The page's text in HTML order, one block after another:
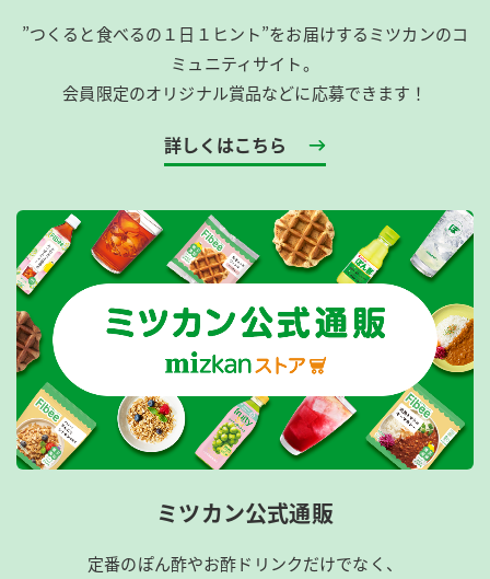
”つくると食べるの１日１ヒント”をお届けするミツカンのコ
ミュニティサイト。
会員限定のオリジナル賞品などに応募できます！
詳しくはこちら
ミツカン公式通販
定番のぽん酢やお酢ドリンクだけでなく、